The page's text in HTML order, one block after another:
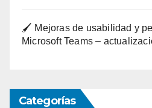
🖌️ Mejoras de usabilidad y
Microsoft Teams –
Categorías